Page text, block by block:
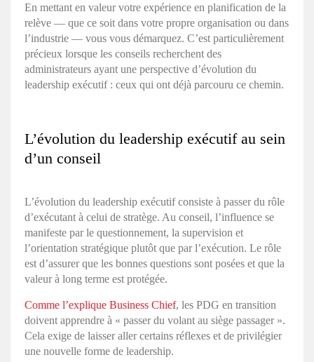
En mettant en valeur votre expérience en planification de la
relève — que ce soit dans votre propre organisation ou dans
l’industrie — vous vous démarquez. C’est particulièrement
précieux lorsque les conseils recherchent des
administrateurs ayant une perspective d’évolution du
leadership exécutif : ceux qui ont déjà parcouru ce chemin.
L’évolution du leadership exécutif au sein
d’un conseil
L’évolution du leadership exécutif consiste à passer du rôle
d’exécutant à celui de stratège. Au conseil, l’influence se
manifeste par le questionnement, la supervision et
l’orientation stratégique plutôt que par l’exécution. Le rôle
est d’assurer que les bonnes questions sont posées et que la
valeur à long terme est protégée.
Comme l’explique Business Chief, les PDG en transition
doivent apprendre à « passer du volant au siège passager ».
Cela exige de laisser aller certains réflexes et de privilégier
une nouvelle forme de leadership.